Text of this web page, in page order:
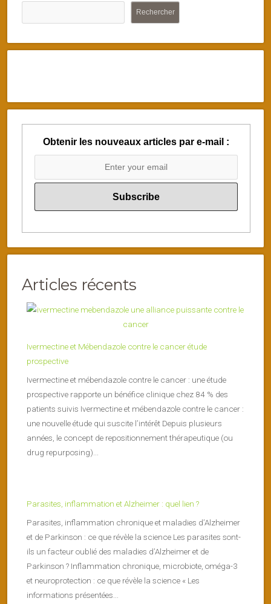
Rechercher
Obtenir les nouveaux articles par e-mail :
Articles récents
Ivermectine et Mébendazole contre le cancer étude
prospective
Ivermectine et mébendazole contre le cancer : une étude
prospective rapporte un bénéfice clinique chez 84 % des
patients suivis Ivermectine et mébendazole contre le cancer :
une nouvelle étude qui suscite l’intérêt Depuis plusieurs
années, le concept de repositionnement thérapeutique (ou
drug repurposing)...
Parasites, inflammation et Alzheimer : quel lien ?
Parasites, inflammation chronique et maladies d’Alzheimer
et de Parkinson : ce que révèle la science Les parasites sont-
ils un facteur oublié des maladies d’Alzheimer et de
Parkinson ? Inflammation chronique, microbiote, oméga-3
et neuroprotection : ce que révèle la science « Les
informations présentées...